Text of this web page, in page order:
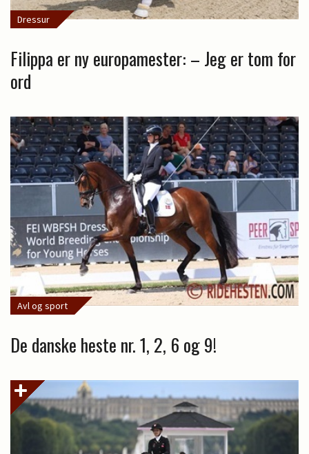
Dressur
Filippa er ny europamester: – Jeg er tom for
ord
Avl og sport
De danske heste nr. 1, 2, 6 og 9!